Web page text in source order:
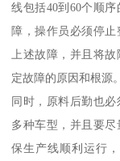
线包括40到60个顺
障，操作员必须停
上述故障，并且将
定故障的原因和根源。
同时，原料后勤也
多种车型，并且要
保生产线顺利运行